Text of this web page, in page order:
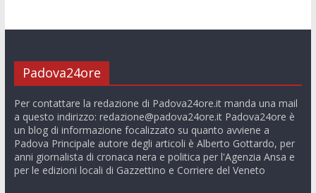
Padova24ore
Per contattare la redazione di Padova24ore.it manda una mail
a questo indirizzo: redazione@padova24ore.itPadova24ore è
un blog di informazione focalizzato su quanto avviene a
Padova Principale autore degli articoli è Alberto Gottardo, per
anni giornalista di cronaca nera e politica per l'Agenzia Ansa e
per le edizioni locali di Gazzettino e Corriere del Veneto